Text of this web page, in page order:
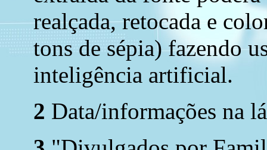
realçada, retocada e
tons de sépia) fazendo
inteligência artificial.
2 Data/informações na